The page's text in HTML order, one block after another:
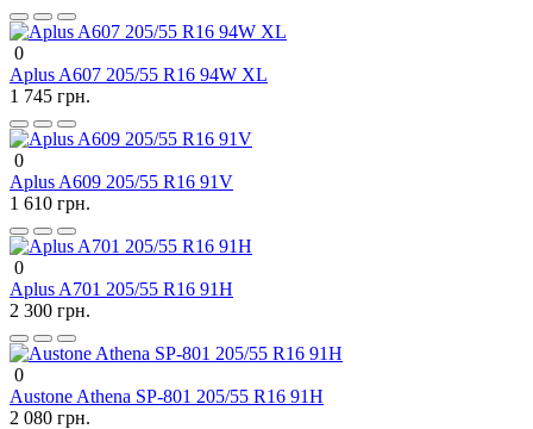
0
Aplus A607 205/55 R16 94W XL
1 745 грн.
0
Aplus A609 205/55 R16 91V
1 610 грн.
0
Aplus A701 205/55 R16 91H
2 300 грн.
0
Austone Athena SP-801 205/55 R16 91H
2 080 грн.